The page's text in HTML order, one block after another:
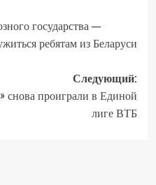
государства —
ребятам из Беларуси
Следующий:
проиграли в Единой
лиге ВТБ